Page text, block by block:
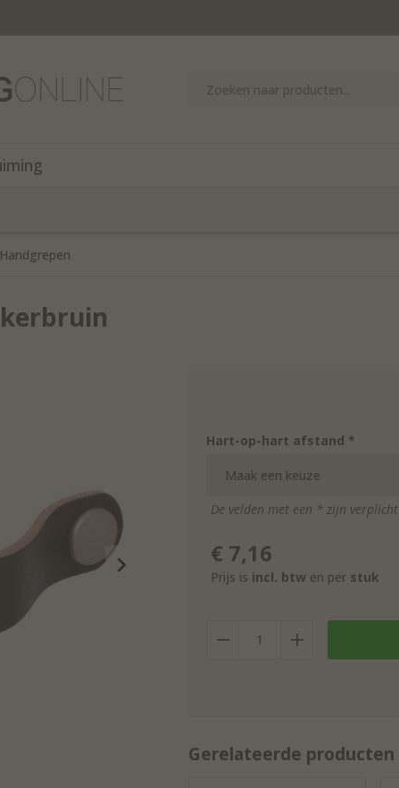
Handgrepen
Hart-op-hart afstand *
De velden met een * zijn verplicht
€ 7,16
Prijs is incl. btw en per stuk
Gerelateerde producten